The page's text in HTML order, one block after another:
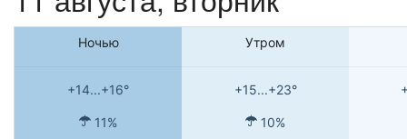
Ночью Утром
+14...+16° +15...+23°
11% 10%